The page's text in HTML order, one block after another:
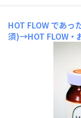
HOT FLOW であっ
須)→HOT FLOW・
でも個人の感想・
らを飲み始めて、
た。・飲み始めた
た理由は？(必須